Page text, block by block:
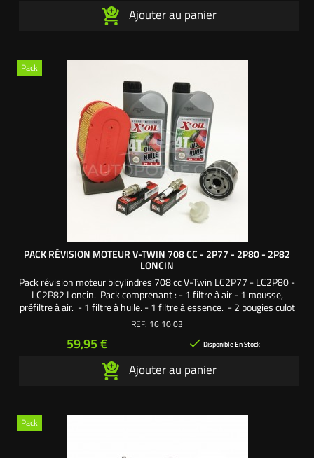
Ajouter au panier
Pack
PACK RÉVISION MOTEUR V-TWIN 708 CC - 2P77 - 2P80 - 2P82
LONCIN
Pack révision moteur bicylindres 708 cc V-Twin LC2P77 - LC2P80 -
LC2P82 Loncin. Pack comprenant : - 1 filtre à air - 1 mousse,
préfiltre à air. - 1 filtre à huile. - 1 filtre à essence. - 2 bougies culot
long. - 2 litres d'huile moteur 4 Temps SAE30. Une création
REF: 16 10 03
Prix
59,95 €  Disponible En Stock
Ajouter au panier
Pack